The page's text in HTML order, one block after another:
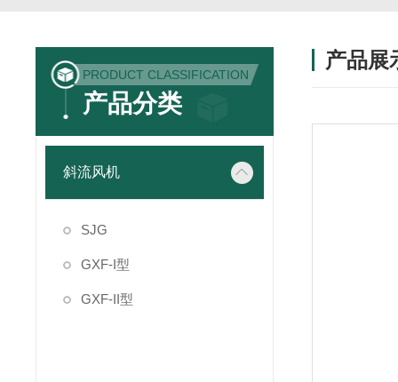
PRODUCT CLASSIFICATION
产品分类
斜流风机
SJG
GXF-I型
GXF-II型
产品展